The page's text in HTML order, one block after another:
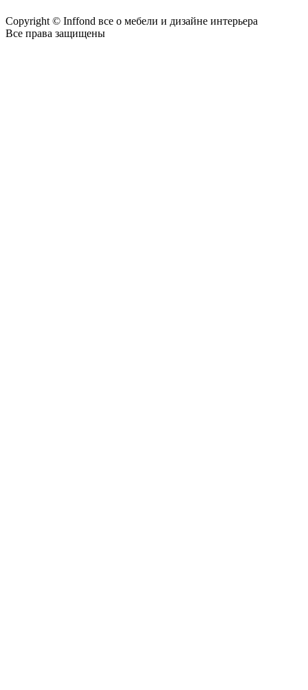
Copyright © Inffond все о мебели и дизайне интерьера
Все права защищены